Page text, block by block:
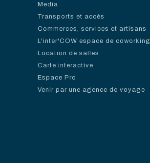
Media
Transports et accès
Commerces, services et artisans
L'inter'COW espace de coworking
Location de salles
Carte interactive
Espace Pro
Venir par une agence de voyage